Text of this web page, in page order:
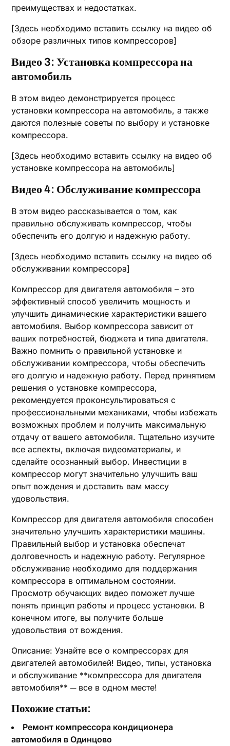
преимуществах и недостатках.
[Здесь необходимо вставить ссылку на видео об
обзоре различных типов компрессоров]
Видео 3: Установка компрессора на
автомобиль
В этом видео демонстрируется процесс
установки компрессора на автомобиль, а также
даются полезные советы по выбору и установке
компрессора.
[Здесь необходимо вставить ссылку на видео об
установке компрессора на автомобиль]
Видео 4: Обслуживание компрессора
В этом видео рассказывается о том, как
правильно обслуживать компрессор, чтобы
обеспечить его долгую и надежную работу.
[Здесь необходимо вставить ссылку на видео об
обслуживании компрессора]
Компрессор для двигателя автомобиля – это
эффективный способ увеличить мощность и
улучшить динамические характеристики вашего
автомобиля. Выбор компрессора зависит от
ваших потребностей, бюджета и типа двигателя.
Важно помнить о правильной установке и
обслуживании компрессора, чтобы обеспечить
его долгую и надежную работу. Перед принятием
решения о установке компрессора,
рекомендуется проконсультироваться с
профессиональными механиками, чтобы избежать
возможных проблем и получить максимальную
отдачу от вашего автомобиля. Тщательно изучите
все аспекты, включая видеоматериалы, и
сделайте осознанный выбор. Инвестиции в
компрессор могут значительно улучшить ваш
опыт вождения и доставить вам массу
удовольствия.
Компрессор для двигателя автомобиля способен
значительно улучшить характеристики машины.
Правильный выбор и установка обеспечат
долговечность и надежную работу. Регулярное
обслуживание необходимо для поддержания
компрессора в оптимальном состоянии.
Просмотр обучающих видео поможет лучше
понять принцип работы и процесс установки. В
конечном итоге, вы получите больше
удовольствия от вождения.
Описание: Узнайте все о компрессорах для
двигателей автомобилей! Видео, типы, установка
и обслуживание **компрессора для двигателя
автомобиля** ─ все в одном месте!
Похожие статьи:
Ремонт компрессора кондиционера
автомобиля в Одинцово